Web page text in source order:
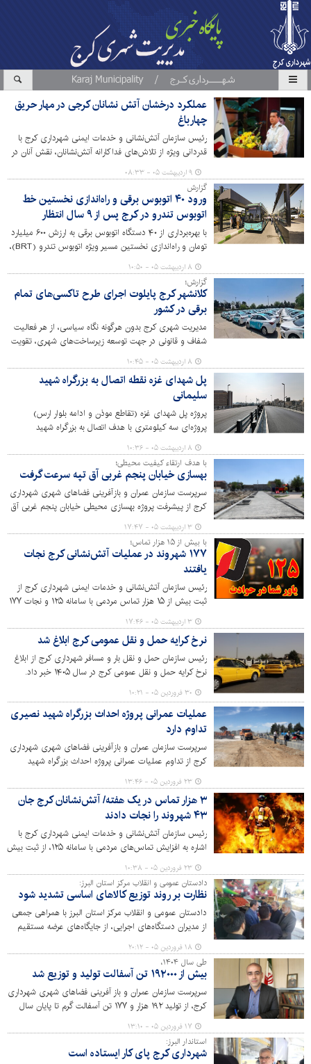
عملکرد درخشان آتش نشانان کرجی در مهار حریق
چهارباغ
رئیس سازمان آتش‌نشانی و خدمات ایمنی شهرداری کرج با
قدردانی ویژه از تلاش‌های فداکارانه آتش‌نشانان، نقش آنان در
مهار حریق گسترده کارخانه چسب واقع در چهارباغ را ستود.
۹ اردیبهشت ۰۵ - ۰۸:۳۳
گزارش
ورود ۴۰ اتوبوس برقی و راه‌اندازی نخستین خط
اتوبوس تندرو در کرج پس از ۹ سال انتظار
با بهره‌برداری از ۴۰ دستگاه اتوبوس برقی به ارزش ۶۰۰ میلیارد
تومان و راه‌اندازی نخستین مسیر ویژه اتوبوس تندرو (BRT)،
شهر کرج وارد مرحله جدیدی از توسعه ناوگان حمل‌ونقل
عمومی خود شده است.
۸ اردیبهشت ۰۵ - ۱۰:۵۰
گزارش؛
کلانشهر کرج پایلوت اجرای طرح تاکسی‌های تمام
برقی در کشور
مدیریت شهری کرج بدون هرگونه نگاه سیاسی، از هر فعالیت
شفاف و قانونی در جهت توسعه زیرساخت‌های شهری، تقویت
آبادانی و محرومیت‌زدایی استقبال می‌کند و هدف اصلی،
حمایت همه‌جانبه از سرمایه‌گذاران و فعالان حوزه حمل و نقل
پاک است.
۸ اردیبهشت ۰۵ - ۱۰:۴۵
پل شهدای غزه نقطه اتصال به بزرگراه شهید
سلیمانی
پروژه‌ پل شهدای غزه (تقاطع موذن و ادامه بلوار ارس)
پروژه‌ای سه کیلومتری با هدف اتصال به بزرگراه شهید
سلیمانی و تسهیل در تردد شهروندان است.
۸ اردیبهشت ۰۵ - ۱۰:۳۶
با هدف ارتقاء کیفیت محیطی؛
بهسازی خیابان پنجم غربی آق تپه سرعت گرفت
سرپرست سازمان عمران و بازآفرینی فضاهای شهری شهرداری
کرج از پیشرفت پروژه بهسازی محیطی خیابان پنجم غربی آق
تپه واقع در منطقه ۳، که در قالب پروژه‌های اقدام مشترک با
محوریت و اعتبار تخصیصی اداره کل راه و شهرسازی استان
شده بود، خبر داد.
۳ اردیبهشت ۰۵ - ۱۷:۴۷
با بیش از ۱۵ هزار تماس؛
۱۷۷ شهروند در عملیات‌ آتش‌نشانی کرج نجات
یافتند
رئیس سازمان آتش‌نشانی و خدمات ایمنی شهرداری کرج از
ثبت بیش از ۱۵ هزار تماس مردمی با سامانه ۱۲۵ و نجات ۱۷۷
شهروند در پی وقوع صدها حادثه و حریق در سطح شهر خبر
داد.
۳ اردیبهشت ۰۵ - ۱۷:۴۶
نرخ کرایه حمل و نقل عمومی کرج ابلاغ شد
رئیس سازمان حمل و نقل بار و مسافر شهرداری کرج از ابلاغ
نرخ کرایه حمل و نقل عمومی کرج در سال ۱۴۰۵ خبر داد.
۳۰ فروردین ۰۵ - ۱۰:۲۱
عملیات عمرانی پروژه احداث بزرگراه شهید نصیری
تداوم دارد
سرپرست سازمان عمران و بازآفرینی فضاهای شهری شهرداری
کرج از تداوم عملیات عمرانی پروژه احداث بزرگراه شهید
شعبان نصیری (ادامه کمربندی مهرشهر) با هدف افزایش
ضریب ایمنی و تسهیل در عبور و مرور شهری خبر داد.
۲۳ فروردین ۰۵ - ۱۳:۴۶
۳ هزار تماس در یک هفته/ آتش‌نشانان کرج جان
۴۳ شهروند را نجات دادند
رئیس سازمان آتش‌نشانی و خدمات ایمنی شهرداری کرج با
اشاره به افزایش تماس‌های مردمی با سامانه ۱۲۵، از ثبت بیش
نفس‌گیر آتش‌نشانان در یک هفته گذشته خبر داد.
۲۳ فروردین ۰۵ - ۱۰:۳۸
دادستان عمومی و انقلاب مرکز استان البرز:
نظارت بر روند توزیع کالاهای اساسی تشدید شود
دادستان عمومی و انقلاب مرکز استان البرز با همراهی جمعی
از مدیران دستگاه‌های اجرایی، از جایگاه‌های عرضه مستقیم
محصولات پروتئینی و میوه در کرج بازدید کرد.
۱۸ فروردین ۰۵ - ۲۰:۱۲
طی سال ۱۴۰۴،
بیش از ۱۹۲۰۰۰ تن آسفالت تولید و توزیع شد
سرپرست سازمان عمران و باز آفرینی فضاهای شهری شهرداری
کرج، از تولید ۱۹۲ هزار و ۱۷۷ تن آسفالت گرم تا پایان سال
۱۴۰۴ در کارخانه آسفالت شهرداری کرج خبر داد.۱۷ فروردین ۰۵ - ۱۳:۱۰
استاندار البرز:
شهرداری کرج پای‌ کار ایستاده است